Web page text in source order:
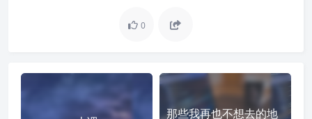
0
那些我再也不想去的地